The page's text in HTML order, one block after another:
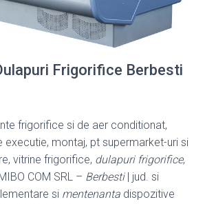
Frigorifice Berbesti
frigorifice si de aer conditionat,
executie, montaj, pt supermarket-uri si
vitrine frigorifice, dulapuri frigorifice,
COM SRL – Berbesti| jud. si
si mentenanta dispozitive